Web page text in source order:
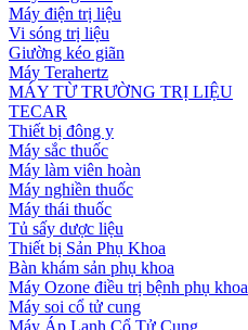
Máy điện trị liệu
Vi sóng trị liệu
Giường kéo giãn
Máy Terahertz
MÁY TỪ TRƯỜNG TRỊ LIỆU
TECAR
Thiết bị đông y
Máy sắc thuốc
Máy làm viên hoàn
Máy nghiền thuốc
Máy thái thuốc
Tủ sấy dược liệu
Thiết bị Sản Phụ Khoa
Bàn khám sản phụ khoa
Máy Ozone điều trị bệnh phụ khoa
Máy soi cổ tử cung
Máy Áp Lạnh Cổ Tử Cung